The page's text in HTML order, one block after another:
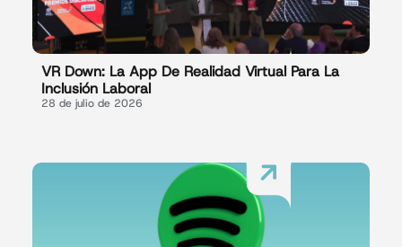
VR Down: La App De Realidad Virtual Para La
Inclusión Laboral
28 de julio de 2026